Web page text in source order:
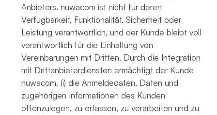
Anbieters. nuwacom ist nicht für deren
Verfügbarkeit, Funktionalität, Sicherheit oder
Leistung verantwortlich, und der Kunde bleibt voll
verantwortlich für die Einhaltung von
Vereinbarungen mit Dritten. Durch die Integration
mit Drittanbieterdiensten ermächtigt der Kunde
nuwacom, (i) die Anmeldedaten, Daten und
zugehörigen Informationen des Kunden
offenzulegen, zu erfassen, zu verarbeiten und zu